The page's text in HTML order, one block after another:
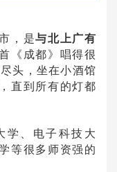
，是与北上广有
《成都》唱得很
头，坐在小酒馆
直到所有的灯都
学、电子科技大
等很多师资强的